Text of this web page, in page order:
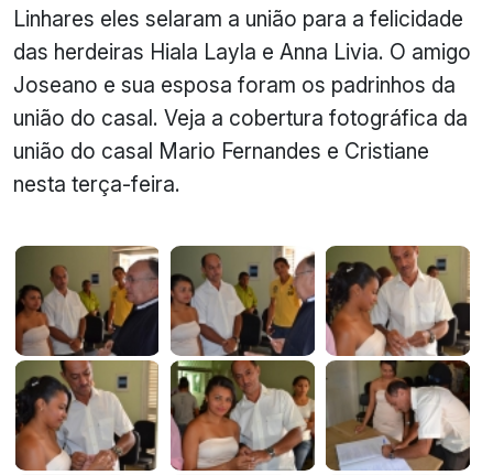
Linhares eles selaram a união para a felicidade
das herdeiras Hiala Layla e Anna Livia. O amigo
Joseano e sua esposa foram os padrinhos da
união do casal. Veja a cobertura fotográfica da
união do casal Mario Fernandes e Cristiane
nesta terça-feira.